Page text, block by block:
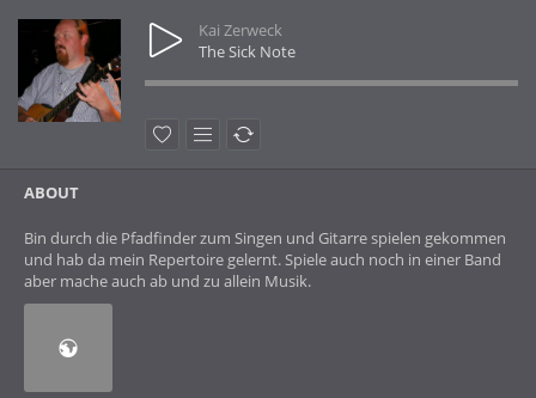
Kai Zerweck
The Sick Note
ABOUT
Bin durch die Pfadfinder zum Singen und Gitarre spielen gekommen
und hab da mein Repertoire gelernt. Spiele auch noch in einer Band
aber mache auch ab und zu allein Musik.